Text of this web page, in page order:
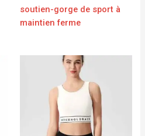
soutien-gorge de sport à
maintien ferme